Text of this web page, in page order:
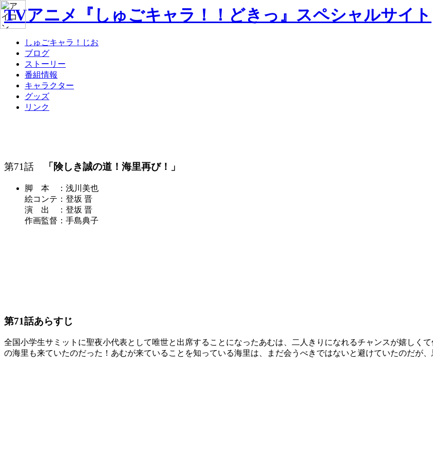
TVアニメ『しゅごキャラ！！どきっ』スペシャルサイト
しゅごキャラ！じお
ブログ
ストーリー
番組情報
キャラクター
グッズ
リンク
第71話 「険しき誠の道！海里再び！」
脚 本 ：浅川美也
絵コンテ：登坂 晋
演 出 ：登坂 晋
作画監督：手島典子
第71話あらすじ
全国小学生サミットに聖夜小代表として唯世と出席することになったあむは、二人きりになれるチャンスが嬉しく
の海里も来ていたのだった！あむが来ていることを知っている海里は、まだ会うべきではないと避けていたのだが